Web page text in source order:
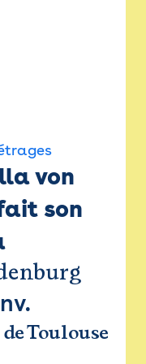
von
son
Toulouse